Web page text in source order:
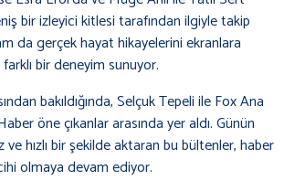
bir izleyici kitlesi tarafından ilgiyle takip
da gerçek hayat hikayelerini ekranlara
bir deneyim sunuyor.
bakıldığında, Selçuk Tepeli ile Fox Ana
öne çıkanlar arasında yer aldı. Günün
hızlı bir şekilde aktaran bu bültenler, haber
olmaya devam ediyor.